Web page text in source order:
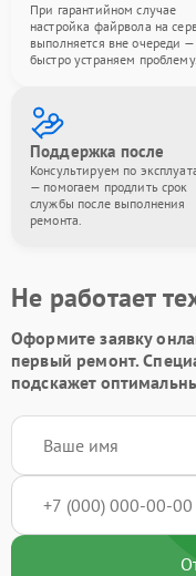
При гарантийном случае
настройка файрвола на
выполняется вне очереди —
быстро устраняем проблему.
Поддержка после
Консультируем по
— помогаем продлить срок
службы после выполнения
ремонта.
Не работает
Оформите заявку
первый ремонт.
подскажет